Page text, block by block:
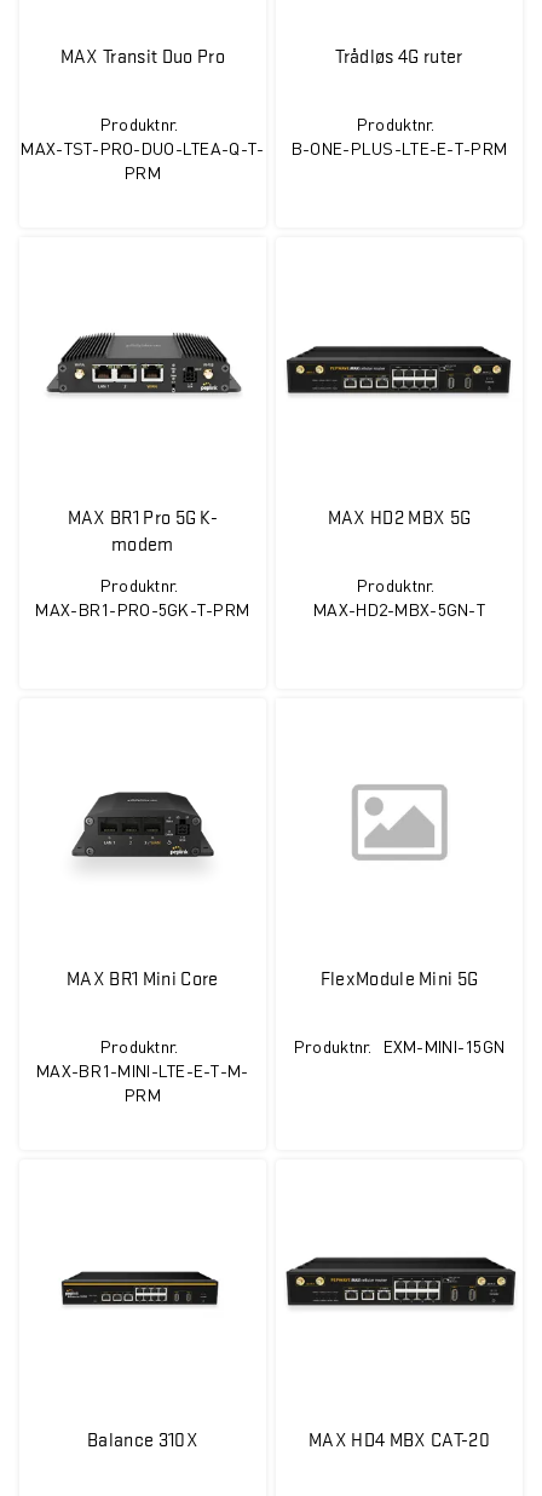
MAX Transit Duo Pro
Produktnr.
MAX-TST-PRO-DUO-LTEA-Q-T-
PRM
Trådløs 4G ruter
Produktnr.
B-ONE-PLUS-LTE-E-T-PRM
MAX BR1 Pro 5G K-
modem
Produktnr.
MAX-BR1-PRO-5GK-T-PRM
MAX HD2 MBX 5G
Produktnr.
MAX-HD2-MBX-5GN-T
MAX BR1 Mini Core
Produktnr.
MAX-BR1-MINI-LTE-E-T-M-
PRM
FlexModule Mini 5G
Produktnr. EXM-MINI-15GN
Balance 310X MAX HD4 MBX CAT-20